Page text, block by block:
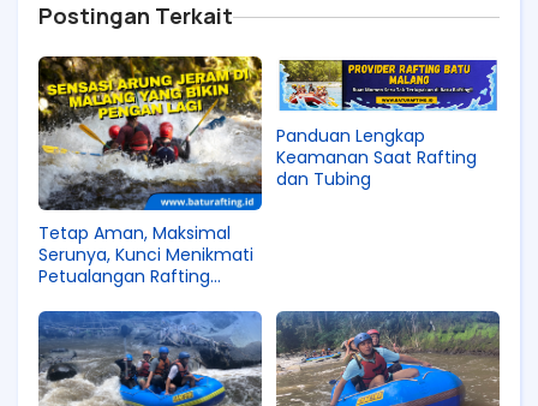
Postingan Terkait
Tetap Aman, Maksimal
Serunya, Kunci Menikmati
Petualangan Rafting
Panduan Lengkap
Keamanan Saat Rafting
dan Tubing